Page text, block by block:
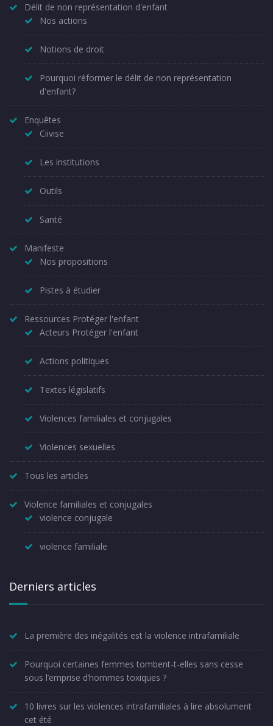
Délit de non représentation d'enfant
Nos actions
Notions de droit
Pourquoi réformer le délit de non représentation
d'enfant?
Enquêtes
Ciivise
Les institutions
Outils
Santé
Manifeste
Nos propositions
Pistes à étudier
Ressources Protéger l'enfant
Acteurs Protéger l'enfant
Actions politiques
Textes législatifs
Violences familiales et conjugales
Violences sexuelles
Tous les articles
Violence familiales et conjugales
violence conjugale
violence familiale
Derniers articles
La première des inégalités est la violence intrafamiliale
Pourquoi certaines femmes tombent-t-elles sans cesse
sous l’emprise d’hommes toxiques ?
10 livres sur les violences intrafamiliales à lire absolument
cet été